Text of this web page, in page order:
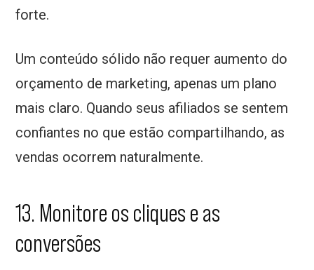
forte.
Um conteúdo sólido não requer aumento do
orçamento de marketing, apenas um plano
mais claro. Quando seus afiliados se sentem
confiantes no que estão compartilhando, as
vendas ocorrem naturalmente.
13. Monitore os cliques e as
conversões